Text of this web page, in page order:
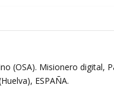
(OSA). Misionero digital,
ESPAÑA.